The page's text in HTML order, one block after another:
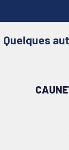
Quelques